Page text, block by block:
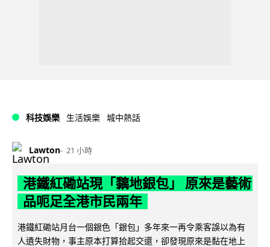
科技娛樂 生活娛樂 城中熱話
Lawton 21 小時
港鐵紅磡站現「黐地銀包」 原來是藝術
品呃足全港市民兩年
港鐵紅磡站月台一個銀色「銀包」多年來一再令乘客誤以為有
人遺失財物，事主原本打算拾起交還，卻發現原來是黏在地上